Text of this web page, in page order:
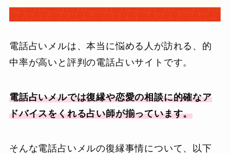
電話占いメルは、本当に悩める人が訪れる、的
中率が高いと評判の電話占いサイトです。
電話占いメルでは復縁や恋愛の相談に的確なア
ドバイスをくれる占い師が揃っています。
そんな電話占いメルの復縁事情について、以下